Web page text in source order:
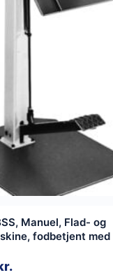
Manuel, Flad- og
fodbetjent med